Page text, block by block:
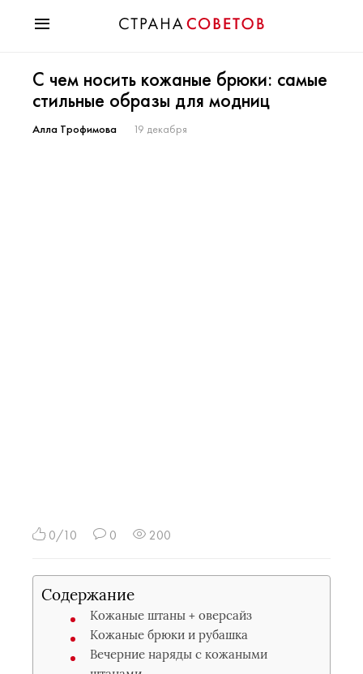
Мода
Звезды
Гороскопы
С чем носить кожаные брюки: самые
стильные образы для модниц
Алла Трофимова 19 декабря
0/10 0 200
Содержание
Кожаные штаны + оверсайз
Кожаные брюки и рубашка
Вечерние наряды с кожаными